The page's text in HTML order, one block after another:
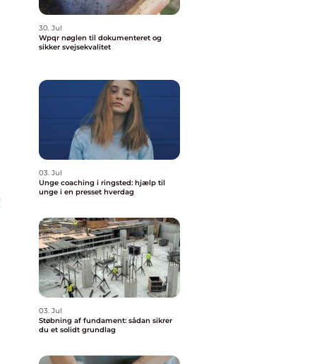
30. Jul
Wpqr nøglen til dokumenteret og
sikker svejsekvalitet
03. Jul
Unge coaching i ringsted: hjælp til
unge i en presset hverdag
03. Jul
Støbning af fundament: sådan sikrer
du et solidt grundlag